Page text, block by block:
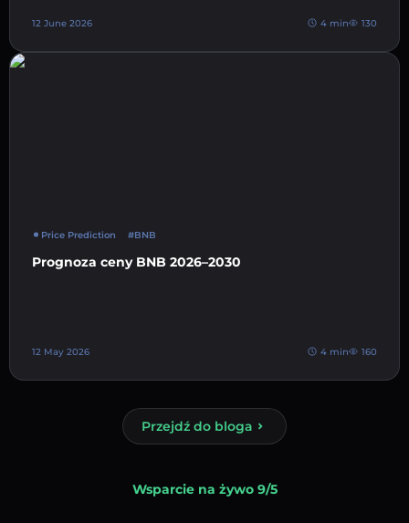
12 June 2026 4 min 130
Price Prediction #BNB
Prognoza ceny BNB 2026–2030
12 May 2026 4 min 160
Przejdź do bloga
Wsparcie na żywo 9/5